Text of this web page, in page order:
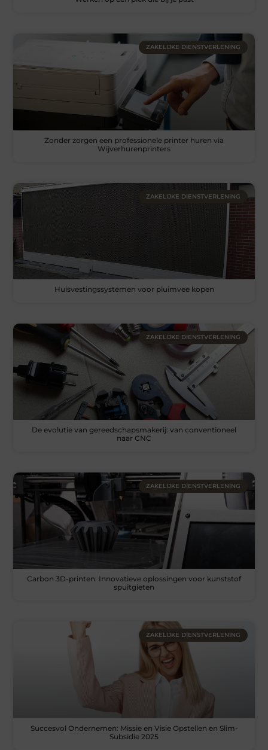
ZAKELIJKE DIENSTVERLENING
Zonder zorgen een professionele printer huren via
Wijverhurenprinters
ZAKELIJKE DIENSTVERLENING
Huisvestingssystemen voor pluimvee kopen
ZAKELIJKE DIENSTVERLENING
De evolutie van gereedschapsmakerij: van conventioneel
naar CNC
ZAKELIJKE DIENSTVERLENING
Carbon 3D-printen: Innovatieve oplossingen voor kunststof
spuitgieten
ZAKELIJKE DIENSTVERLENING
Succesvol Ondernemen: Missie en Visie Opstellen en Slim-
Subsidie 2025